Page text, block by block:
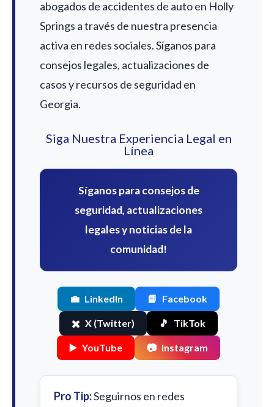
abogados de accidentes de auto en Holly
Springs a través de nuestra presencia
activa en redes sociales. Síganos para
consejos legales, actualizaciones de
casos y recursos de seguridad en
Georgia.
Siga Nuestra Experiencia Legal en
Línea
Síganos para consejos de
seguridad, actualizaciones
legales y noticias de la
comunidad!
💼 LinkedIn 📘 Facebook
✖️ X (Twitter) 🎵 TikTok
▶️ YouTube 📷 Instagram
Pro Tip:Seguirnos en redes